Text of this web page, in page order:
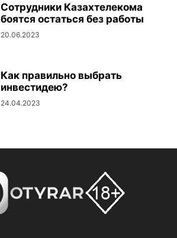
Сотрудники Казахтелекома
боятся остаться без работы
20.06.2023
Как правильно выбрать
инвестидею?
24.04.2023